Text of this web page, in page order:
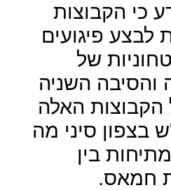
כי הקבוצות
לבצע פיגועים
של
השניה
האלה
בצפון סיני מה
בין
חמאס.